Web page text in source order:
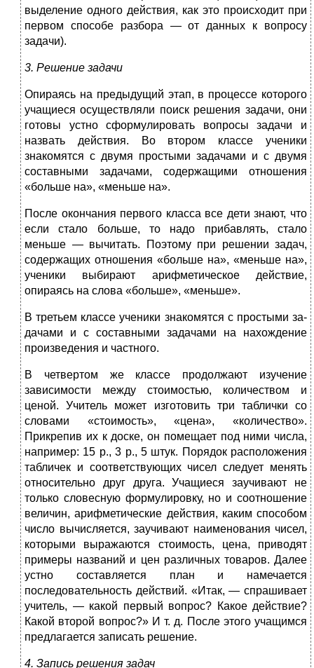
выделение одного действия, как это происходит при
первом способе разбора — от данных к вопросу
задачи).
3. Решение задачи
Опираясь на предыдущий этап, в процессе которого
учащиеся осуществляли поиск решения задачи, они
готовы устно сформули­ровать вопросы задачи и
назвать действия. Во вто­ром классе ученики
знакомятся с двумя простыми за­дачами и с двумя
составными задачами, содержащими отношения
«больше на», «мень­ше на».
После окончания первого класса все дети знают, что
если стало больше, то надо прибавлять, стало
меньше — вычитать. Поэтому при решении задач,
содержащих от­ношения «больше на», «меньше на»,
ученики выбирают арифметическое действие,
опираясь на слова «больше», «меньше».
В третьем классе ученики знакомятся с простыми за­
дачами и с составными задачами на нахождение
произведения и частного.
В четвертом же классе продолжают изучение
зависимости между стоимостью, количеством и
ценой. Учитель может изготовить три таблички со
словами «стоимость», «цена», «количество».
Прикрепив их к до­ске, он помещает под ними числа,
например: 15 р., 3 р., 5 штук. Порядок расположения
табличек и соответствующих чисел следует менять
относительно друг друга. Учащие­ся заучивают не
только словесную формулировку, но и соотношение
величин, арифметические действия, каким способом
число вычисляется, заучивают наименования чисел,
которыми выражаются стоимость, цена, приводят
примеры названий и цен различных товаров. Далее
устно составляется план и намечается
последователь­ность действий. «Итак, — спрашивает
учитель, — какой первый вопрос? Какое действие?
Какой второй вопрос?» И т. д. После этого учащимся
предлагается записать решение.
4. Запись решения задач